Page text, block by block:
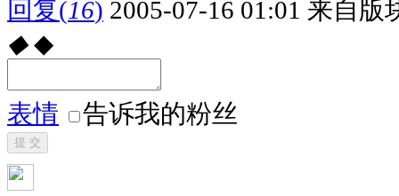
回复(16) 2005-07-16 01:01 来自版
◆ ◆
表情 告诉我的粉丝
提 交